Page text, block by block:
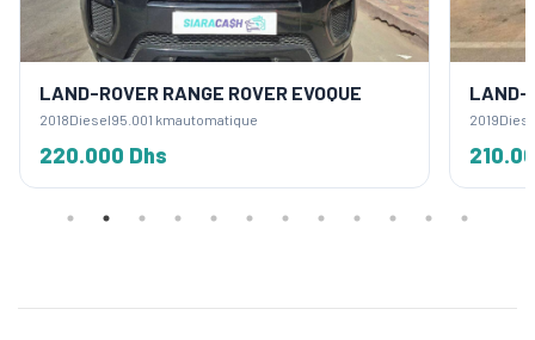
LAND-ROVER RANGE ROVER EVOQUE
2018Diesel95.001 kmautomatique
220.000 Dhs
LAND-
2019